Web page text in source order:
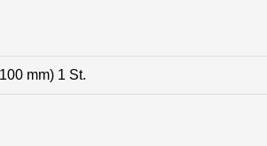
mm) 1 St.